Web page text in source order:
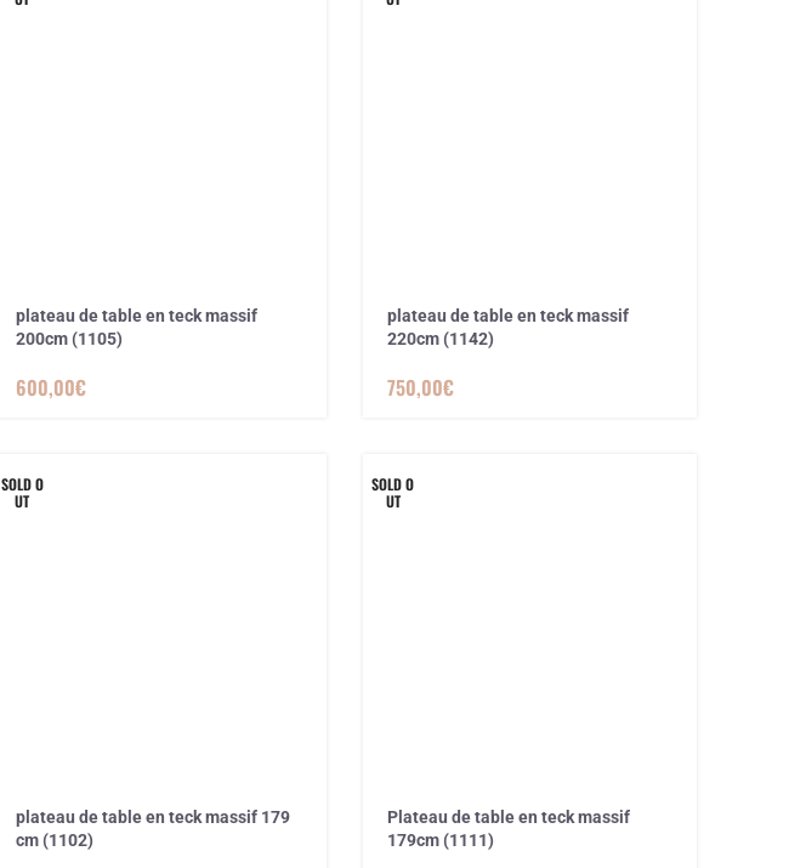
plateau de table en teck massif
200cm (1105)
600,00€
plateau de table en teck massif
220cm (1142)
750,00€
SOLD O
UT
plateau de table en teck massif 179
cm (1102)
SOLD O
UT
Plateau de table en teck massif
179cm (1111)